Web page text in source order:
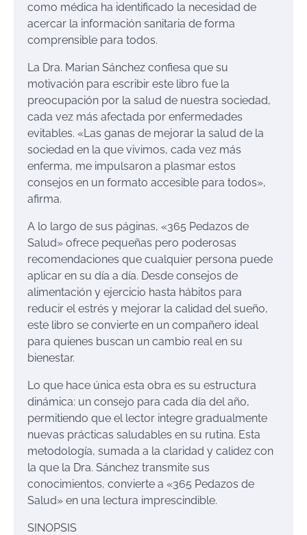
como médica ha identificado la necesidad de
acercar la información sanitaria de forma
comprensible para todos.
La Dra. Marian Sánchez confiesa que su
motivación para escribir este libro fue la
preocupación por la salud de nuestra sociedad,
cada vez más afectada por enfermedades
evitables. «Las ganas de mejorar la salud de la
sociedad en la que vivimos, cada vez más
enferma, me impulsaron a plasmar estos
consejos en un formato accesible para todos»,
afirma.
A lo largo de sus páginas, «365 Pedazos de
Salud» ofrece pequeñas pero poderosas
recomendaciones que cualquier persona puede
aplicar en su día a día. Desde consejos de
alimentación y ejercicio hasta hábitos para
reducir el estrés y mejorar la calidad del sueño,
este libro se convierte en un compañero ideal
para quienes buscan un cambio real en su
bienestar.
Lo que hace única esta obra es su estructura
dinámica: un consejo para cada día del año,
permitiendo que el lector integre gradualmente
nuevas prácticas saludables en su rutina. Esta
metodología, sumada a la claridad y calidez con
la que la Dra. Sánchez transmite sus
conocimientos, convierte a «365 Pedazos de
Salud» en una lectura imprescindible.
SINOPSIS